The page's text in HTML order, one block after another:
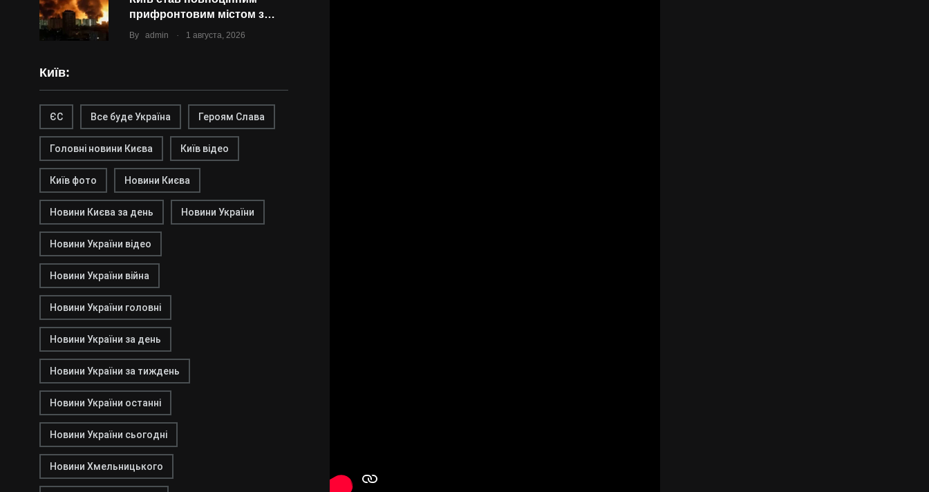
прифронтовим містом з…
By admin . 1 августа, 2026
Київ:
ЄС Все буде Україна Героям Слава
Головні новини Києва Київ відео
Київ фото Новини Києва
Новини Києва за день Новини України
Новини України відео
Новини України війна
Новини України головні
Новини України за день
Новини України за тиждень
Новини України останні
Новини України сьогодні
Новини Хмельницького